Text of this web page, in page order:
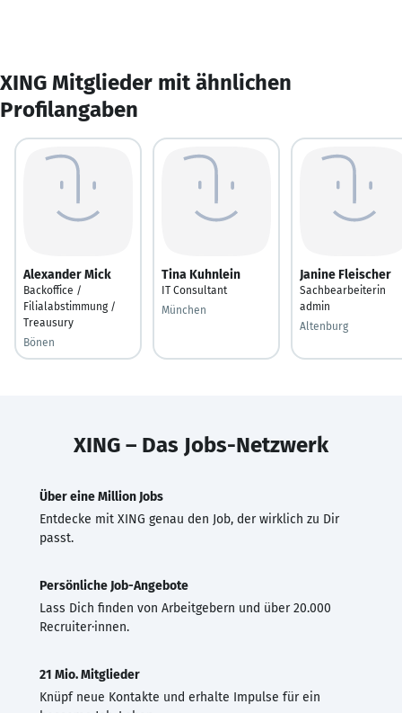
XING Mitglieder mit ähnlichen
Profilangaben
Alexander Mick
Backoffice /
Filialabstimmung /
Treausury
Bönen
Tina Kuhnlein
IT Consultant
München
Janine Fleischer
Sachbearbeiterin
admin
Altenburg
XING – Das Jobs-Netzwerk
Über eine Million Jobs
Entdecke mit XING genau den Job, der wirklich zu Dir
passt.
Persönliche Job-Angebote
Lass Dich finden von Arbeitgebern und über 20.000
Recruiter·innen.
21 Mio. Mitglieder
Knüpf neue Kontakte und erhalte Impulse für ein